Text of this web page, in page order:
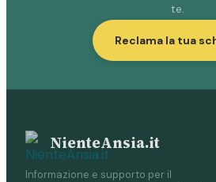
te.
Reclama la tua
NienteAnsia.it
Informazione e supporto per il